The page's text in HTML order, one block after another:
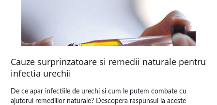
Cauze surprinzatoare si remedii naturale pentru
infectia urechii
De ce apar infectiile de urechi si cum le putem combate cu
ajutorul remediilor naturale? Descopera raspunsul la aceste